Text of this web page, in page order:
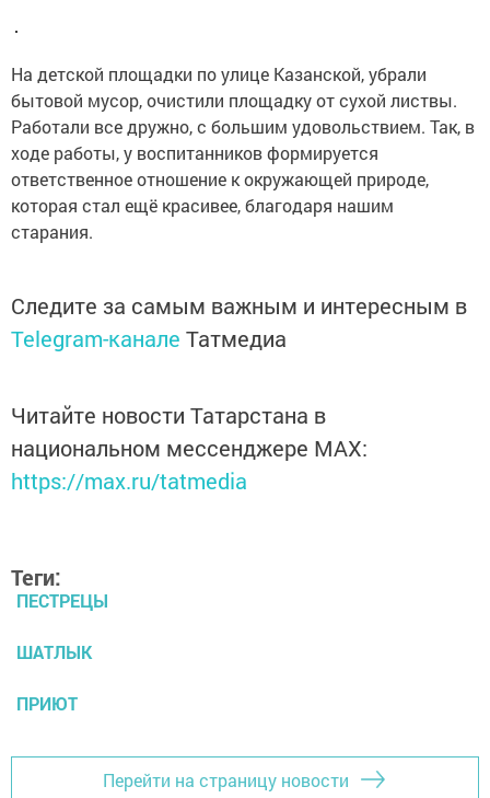
На детской площадки по улице Казанской, убрали
бытовой мусор, очистили площадку от сухой листвы.
Работали все дружно, с большим удовольствием. Так, в
ходе работы, у воспитанников формируется
ответственное отношение к окружающей природе,
которая стал ещё красивее, благодаря нашим
старания.
Следите за самым важным и интересным в
Telegram-канале Татмедиа
Читайте новости Татарстана в
национальном мессенджере MАХ:
https://max.ru/tatmedia
Теги:
ПЕСТРЕЦЫ
ШАТЛЫК
ПРИЮТ
Перейти на страницу новости